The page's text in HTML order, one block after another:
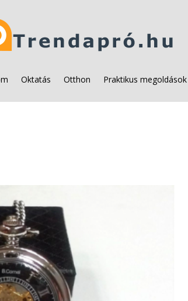
Oktatás Otthon Praktikus megoldások